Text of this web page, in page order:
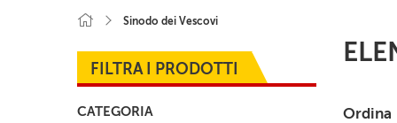
Sinodo dei Vescovi
FILTRA I PRODOTTI
CATEGORIA Ordina